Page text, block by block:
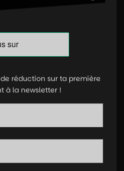
réduction sur ta première
à la newsletter !